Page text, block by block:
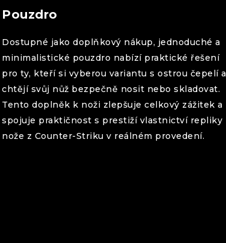
Pouzdro
Dostupné jako doplňkový nákup, jednoduché a
minimalistické pouzdro nabízí praktické řešení
pro ty, kteří si vyberou variantu s ostrou čepelí a
chtějí svůj nůž bezpečně nosit nebo skladovat.
Tento doplněk k noži zlepšuje celkový zážitek a
spojuje praktičnost s prestiží vlastnictví repliky
nože z Counter-Striku v reálném provedení.